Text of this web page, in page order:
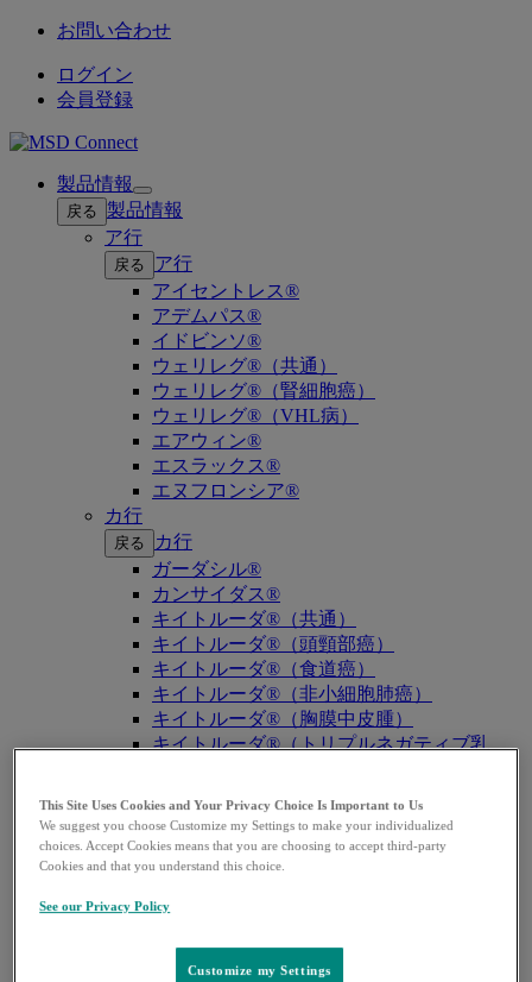
お問い合わせ
ログイン
会員登録
製品情報
Open
submenu
戻る 製品情報
ア行
戻る
ア行
アイセントレス®
アデムパス®
イドビンソ®
ウェリレグ®（共通）
ウェリレグ®（腎細胞癌）
ウェリレグ®（VHL病）
エアウィン®
エスラックス®
エヌフロンシア®
カ行
戻る
カ行
ガーダシル®
カンサイダス®
キイトルーダ®（共通）
キイトルーダ®（頭頸部癌）
キイトルーダ®（食道癌）
キイトルーダ®（非小細胞肺癌）
キイトルーダ®（胸膜中皮腫）
キイトルーダ®（トリプルネガティブ乳
キイトルーダ®（胆道癌）
キイトルーダ®（腎細胞癌）
キイトルーダ®（尿路上皮癌）
キイトルーダ®（子宮頸癌）
キイトルーダ®（悪性黒色腫）
キイトルーダ®（古典的ホジキンリンパ
This Site Uses Cookies and Your Privacy Choice Is Important to Us
We suggest you choose Customize my Settings to make your individualized
choices. Accept Cookies means that you are choosing to accept third-party
Cookies and that you understand this choice.
See our Privacy Policy
Customize my Settings